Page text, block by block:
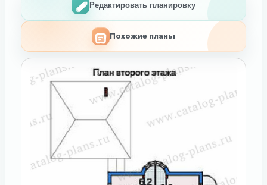
Редактировать планировку
Похожие планы